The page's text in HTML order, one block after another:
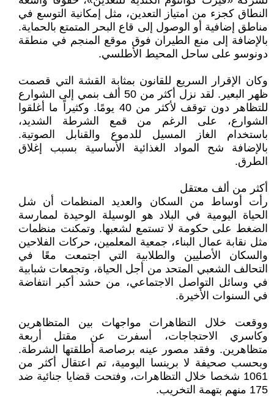
النطاق كجزء من امتياز التعدين، مثل إمكانية التوسع في
مناطق إضافية أو الوصول إلى قاع البحر المتمتع بالحماية.
بالإضافة إلى منع الطيران فوق موقع المنجم في منطقة
دونوسو على ساحل المحيط الأطلسي.
وكان الإقرار السريع للقانون بمثابة القشة التي قصمت
ظهر البعير. لقد نزل أكثر من 50 ألف بنمي إلى الشوارع
للتظاهر دون توقف لأكثر من 40 يومًا. وكثيراً ما أغلقوا
الشوارع، على الرغم من قمع الشرطة الشديد،
باستخدام الغاز المسيل للدموع والقنابل الصوتية.
بالإضافة شح المواد الغذائية الأساسية بسبب إغلاق
الطرق.
أكثر من ألف معتقل
رأت أوساط من السكان والعديد المنظمات أن شل
الحياة اليومية في البلاد هو الوسيلة الوحيدة لممارسة
الضغط على حكومة لا تستمع لشعبها. وتمكنت منظمات
مثل نقابة عمال البناء، جمعية المعلمين، حركات الفلاحين
والسكان الأصليين والطلابية التي اجتمعت معًا في
التحالف الشعبي المتحد من أجل الحياة، وتجمعات شبابية
في وسائل التواصل الاجتماعي، من حشد أكبر انتفاضة
في السنوات الأخيرة.
ووقعت خلال التظاهرات مواجهات بين المتظاهرين
وكاسري الاحتجاجات، أسفرت عن مقتل أربعة
متظاهرين. وفقد مصور عينه برصاصة أطلقتها الشرطة.
وبحسب صحيفة لا برينسا اليومية، تم اعتقال أكثر من
1061 شخصا خلال التظاهرات، وفتحت قضايا جنائية ضد
175 منهم بتهمة التخريب.